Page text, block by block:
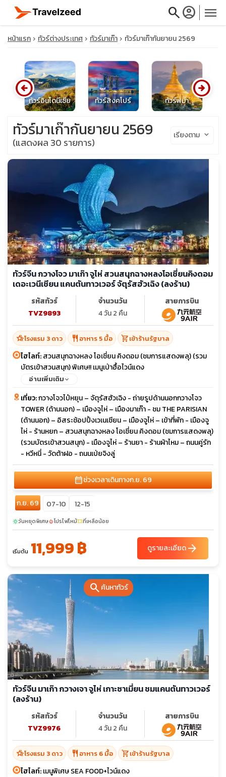
searchaccount_circle menu
close
travel_explore
calendar_month
search
หน้าแรก ทัวร์ต่างประเทศ ทัวร์มาเก๊า ทัวร์มาเก๊ากันยายน 2569
ทัวร์อินโดนีเซีย ทัวร์สิงคโปร์ ทัวร์พม่า
arrow_circle_left arrow_circle_right
searchค้นหาทัวร์
ทัวร์มาเก๊ากันยายน 2569
(แสดงผล 30 รายการ)
เรียงตาม keyboard_arrow_down
ทัวร์จีน กวางโจว มาเก๊า จูไห่ สวนสนุกฉางหลงโอเชี่ยนคิงดอม
เดอะเวนีเชียน แคนตันทาวเวอร์ จัตุรัสฮัวเฉิง (ลงร้าน)
รหัสทัวร์
TVZ9893
จำนวนวัน
4 วัน 2 คืน
สายการบิน
hotel_classโรงแรม 3 ดาว restaurant อาหาร 5 มื้อ shopping_cartเข้าร้านรัฐบาล
ไฮไลท์:สวนสนุกฉางหลง โอเชี่ยน คิงดอม (ชมการแสดงพลุ) (รวม
บัตรเข้าสวนสนุก) พิเศษ!! เมนูเป่าฮื้อไวน์แดง
อ่านเพิ่มเติม
เที่ยว:กวางโจวไป๋หยุน – จัตุรัสฮัวเฉิง - ถ่ายรูปด้านนอกกวางโจว
TOWER (ด้านนอก) – เมืองจูไห่ – เมืองมาเก๊า - ชม THE PARISIAN
(ด้านนอก) – อิสระช้อปปิ้งเวเนเชียน – เมืองจูไห่ – เข้าที่พัก - เมืองจู
ไห่ - ร้านหยก – สวนสนุกฉางหลง โอเชี่ยน คิงดอม (ชมการแสดงพลุ)
(รวมบัตรเข้าสวนสนุก) - เมืองจูไห่ – ร้านยา - ร้านผ้าไหม – ถนนคู่รัก
- หวีหนี่ - วัดต้าฝอ - ถนนเป่ยจิงลู่
calendar_monthช่วงเวลาเดินทางก.ย. 69
ก.ย. 69 07-10 12-15
sunnyวันหยุดพิเศษlocal_fire_departmentโปรไฟไหม้confirmation_numberที่เหลือน้อย
เริ่มต้น 11,999 ฿ ดูรายละเอียดarrow_forward
ทัวร์จีน มาเก๊า กวางเจา จูไห่ เกาะซาเมี่ยน ชมแคนตันทาวเวอร์
(ลงร้าน)
รหัสทัวร์
TVZ9976
จำนวนวัน
4 วัน 2 คืน
สายการบิน
hotel_classโรงแรม 3 ดาว restaurant อาหาร 6 มื้อ shopping_cartเข้าร้านรัฐบาล
ไฮไลท์:เมนูพิเศษ SEA FOOD+ไวน์แดง